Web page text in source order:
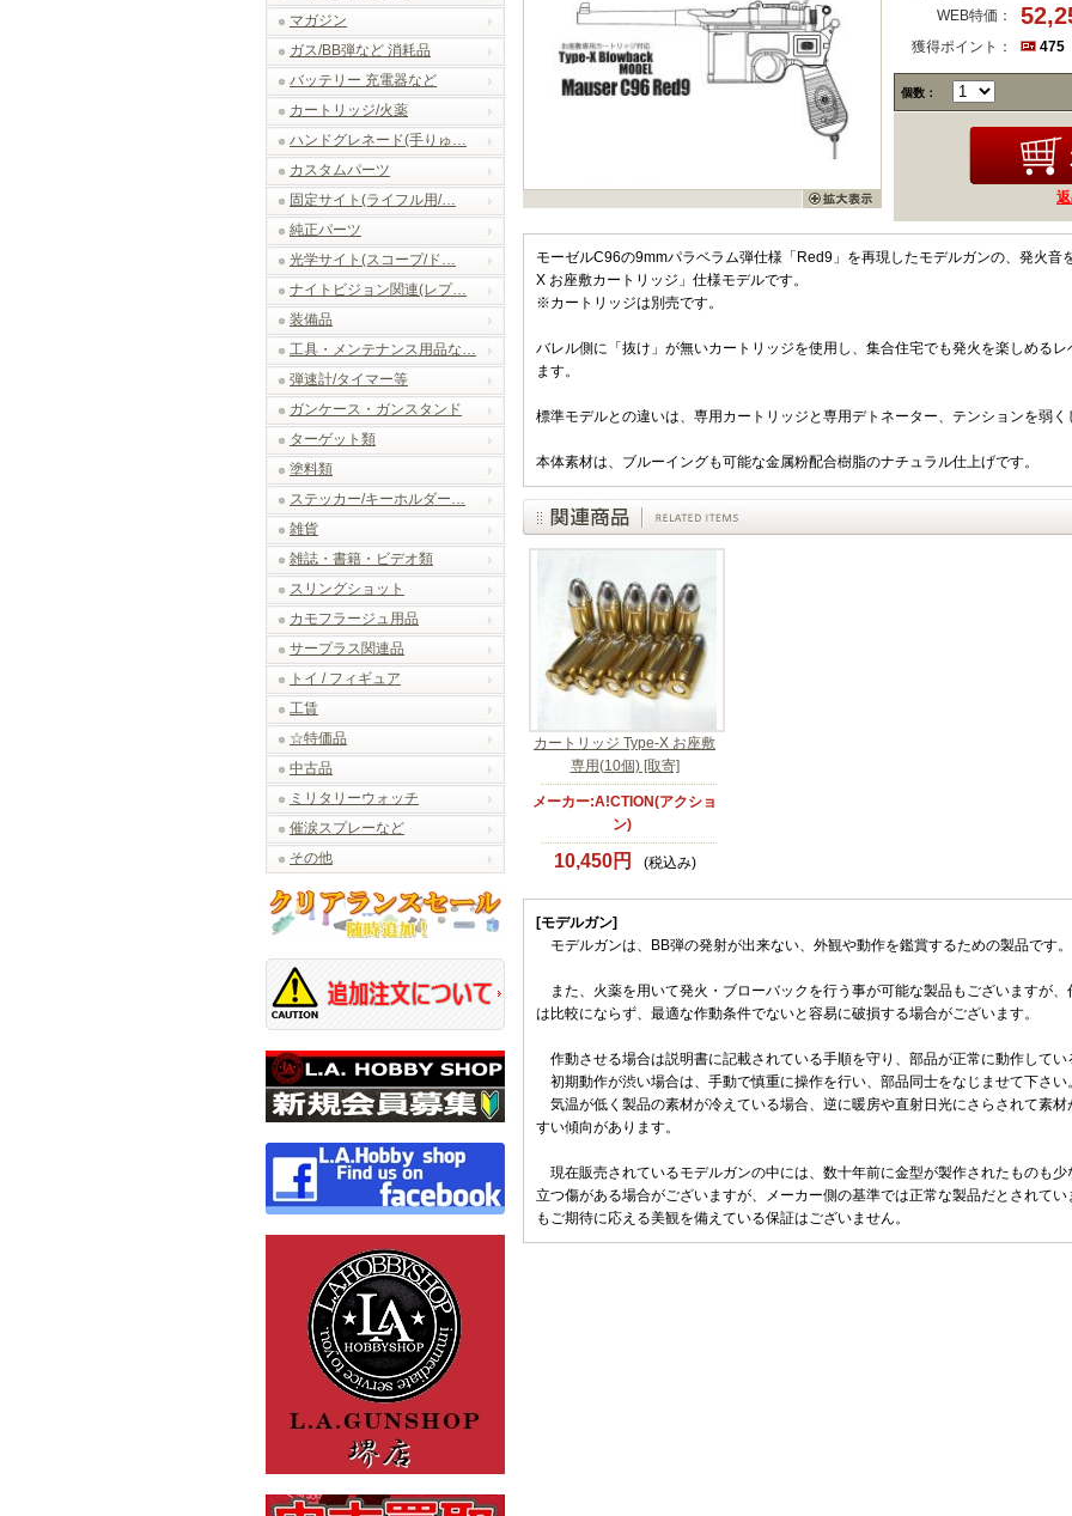
マガジン
ガス/BB弾など 消耗品
バッテリー 充電器など
カートリッジ/火薬
ハンドグレネード(手りゅ…
カスタムパーツ
固定サイト(ライフル用/…
純正パーツ
光学サイト(スコープ/ド…
ナイトビジョン関連(レプ…
装備品
工具・メンテナンス用品な…
弾速計/タイマー等
ガンケース・ガンスタンド
ターゲット類
塗料類
ステッカー/キーホルダー…
雑貨
雑誌・書籍・ビデオ類
スリングショット
カモフラージュ用品
サープラス関連品
トイ / フィギュア
工賃
☆特価品
中古品
ミリタリーウォッチ
催涙スプレーなど
その他
WEB特価：
獲得ポイント：
475
個数：
モーゼルC96の9mmパラベラム弾仕様「Red9」を再現したモデルガンの、発火音
X お座敷カートリッジ」仕様モデルです。
※カートリッジは別売です。
バレル側に「抜け」が無いカートリッジを使用し、集合住宅でも発火を楽しめる
ます。
標準モデルとの違いは、専用カートリッジと専用デトネーター、テンションを弱く
本体素材は、ブルーイングも可能な金属粉配合樹脂のナチュラル仕上げです。
カートリッジ Type-X お座敷
専用(10個) [取寄]
メーカー:A!CTION(アクショ
ン)
10,450円 (税込み)
[モデルガン]
モデルガンは、BB弾の発射が出来ない、外観や動作を鑑賞するための製品です。
また、火薬を用いて発火・ブローバックを行う事が可能な製品もございますが
は比較にならず、最適な作動条件でないと容易に破損する場合がございます。
作動させる場合は説明書に記載されている手順を守り、部品が正常に動作してい
初期動作が渋い場合は、手動で慎重に操作を行い、部品同士をなじませて下さい。
気温が低く製品の素材が冷えている場合、逆に暖房や直射日光にさらされて素
すい傾向があります。
現在販売されているモデルガンの中には、数十年前に金型が製作されたものも少
立つ傷がある場合がございますが、メーカー側の基準では正常な製品だとされて
もご期待に応える美観を備えている保証はございません。